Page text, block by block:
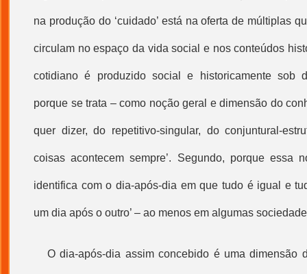
na produção do ‘cuidado’ está na oferta de múltiplas
circulam no espaço da vida social e nos conteúdos
cotidiano é produzido social e historicamente sob
porque se trata – como noção geral e dimensão do
quer dizer, do repetitivo-singular, do conjuntural-
coisas acontecem sempre’. Segundo, porque essa
identifica com o dia-após-dia em que tudo é igual e
um dia após o outro’ – ao menos em algumas
O dia-após-dia assim concebido é uma dimensão